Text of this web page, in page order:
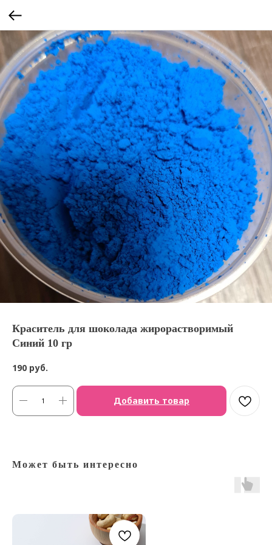
Краситель для шоколада жирорастворимый
Синий 10 гр
190 руб.
Добавить товар
Может быть интересно